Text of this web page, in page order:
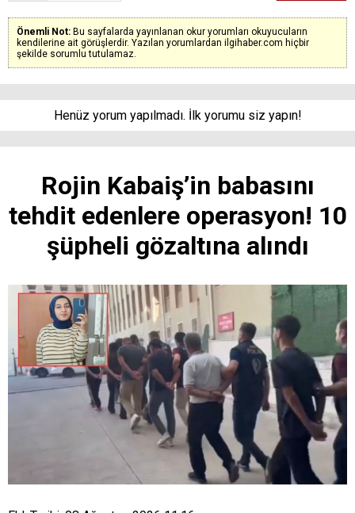
Önemli Not: Bu sayfalarda yayınlanan okur yorumları okuyucuların
kendilerine ait görüşlerdir. Yazılan yorumlardan ilgihaber.com hiçbir
şekilde sorumlu tutulamaz.
Henüz yorum yapılmadı. İlk yorumu siz yapın!
Rojin Kabaiş’in babasını
tehdit edenlere operasyon! 10
şüpheli gözaltına alındı